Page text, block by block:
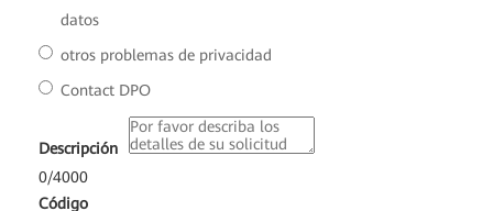
datos
otros problemas de privacidad
Contact DPO
Descripción
0/4000
Código